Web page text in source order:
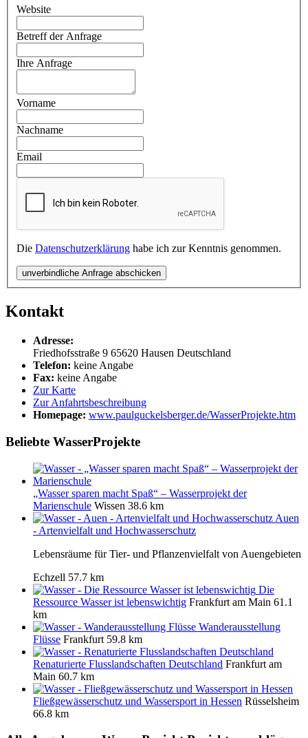
Website
Betreff der Anfrage
Ihre Anfrage
Vorname
Nachname
Email
Die Datenschutzerklärung habe ich zur Kenntnis genommen.
unverbindliche Anfrage abschicken
Kontakt
Adresse:
Friedhofsstraße 9 65620 Hausen Deutschland
Telefon: keine Angabe
Fax: keine Angabe
Zur Karte
Zur Anfahrtsbeschreibung
Homepage: www.paulguckelsberger.de/WasserProjekte.htm
Beliebte WasserProjekte
„Wasser sparen macht Spaß“ – Wasserprojekt der
Marienschule Wissen 38.6 km
Auen
- Artenvielfalt und Hochwasserschutz
Lebensräume für Tier- und Pflanzenvielfalt von Auengebieten
Echzell 57.7 km
Die
Ressource Wasser ist lebenswichtig Frankfurt am Main 61.1
km
Wanderausstellung
Flüsse Frankfurt 59.8 km
Renaturierte Flusslandschaften Deutschland Frankfurt am
Main 60.7 km
Fließgewässerschutz und Wassersport in Hessen Rüsselsheim
66.8 km